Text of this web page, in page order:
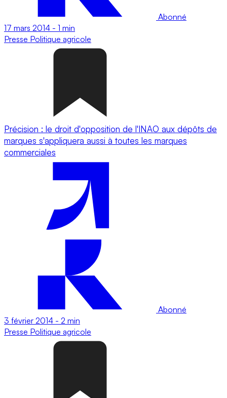
Abonné
17 mars 2014 - 1 min
Presse Politique agricole
Précision : le droit d'opposition de l'INAO aux dépôts de
marques s'appliquera aussi à toutes les marques
commerciales
Abonné
3 février 2014 - 2 min
Presse Politique agricole